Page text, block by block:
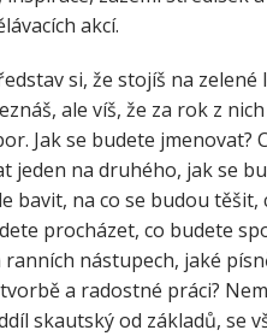
akcí.
si, že stojíš na zelené
ale víš, že za rok z
Jak se budete jmenovat?
jeden na druhého, jak se
bavit, na co se budou
procházet, co budete
nástupech, jaké
a radostné práci?
skautský od základů, se